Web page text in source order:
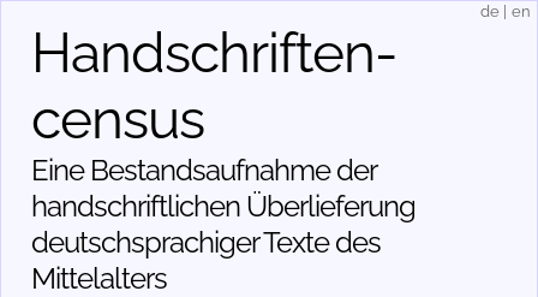
Handschriften­
census
Eine Bestandsaufnahme der
handschriftlichen Über­lieferung
deutschsprachiger Texte des
Mittelalters
de en